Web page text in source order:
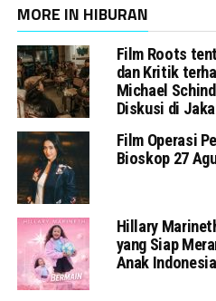
MORE IN HIBURAN
Film Roots
dan Kritik
Michael
Diskusi di
Film Operasi
Bioskop 27
Hillary
yang Siap
Anak Indonesia